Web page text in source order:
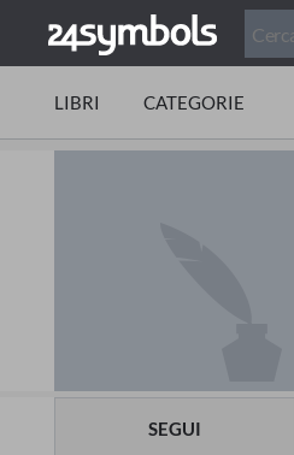
LIBRI CATEGORIE
SEGUI